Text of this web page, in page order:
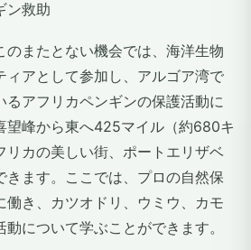
のまたとない機会では、海洋生物
ィアとして参加し、アルゴア湾で
るアフリカペンギンの保護活動に
望峰から東へ425マイル（約680キ
リカの美しい街、ポートエリザベ
きます。ここでは、プロの自然保
働き、カツオドリ、ウミウ、カモ
について学ぶことができます。